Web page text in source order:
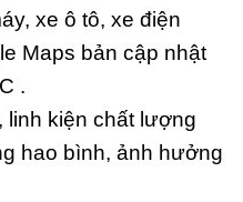
xe ô tô, xe điện
Maps bản cập nhật
.
linh kiện chất lượng
hao bình, ảnh hưởng